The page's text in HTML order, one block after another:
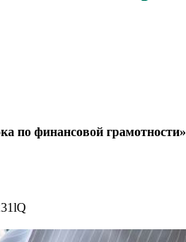
по финансовой грамотности»